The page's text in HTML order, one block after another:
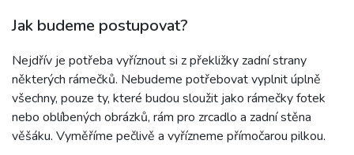
Jak budeme postupovat?
Nejdřív je potřeba vyříznout si z překližky zadní strany
některých rámečků. Nebudeme potřebovat vyplnit úplně
všechny, pouze ty, které budou sloužit jako rámečky fotek
nebo oblíbených obrázků, rám pro zrcadlo a zadní stěna
věšáku. Vyměříme pečlivě a vyřízneme přímočarou pilkou.